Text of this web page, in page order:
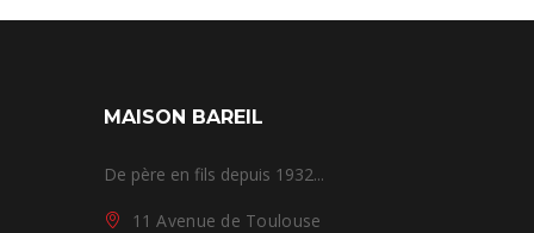
MAISON BAREIL
De père en fils depuis 1932...
11 Avenue de Toulouse